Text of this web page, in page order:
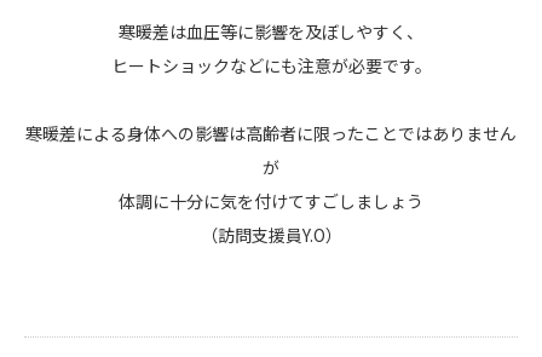
寒暖差は血圧等に影響を及ぼしやすく、
ヒートショックなどにも注意が必要です。
寒暖差による身体への影響は高齢者に限ったことではありません
が
体調に十分に気を付けてすごしましょう
（訪問支援員Y.O）